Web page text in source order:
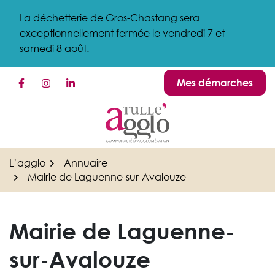
contenu
La déchetterie de Gros-Chastang sera
exceptionnellement fermée le vendredi 7 et
samedi 8 août.
Lien vers le compte Facebook
Lien vers le compte Instagram
Lien vers le compte LinkedinMes démarches
L’agglo
Annuaire
Mairie de Laguenne-sur-Avalouze
Mairie de Laguenne-
sur-Avalouze